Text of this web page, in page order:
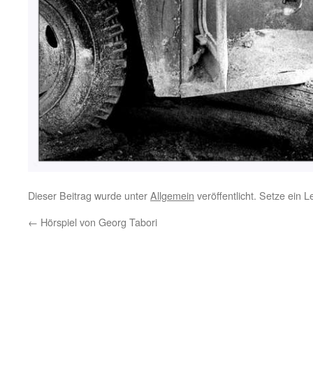
Dieser Beitrag wurde unterAllgemein veröffentlicht. Setze ein
← Hörspiel von Georg Tabori